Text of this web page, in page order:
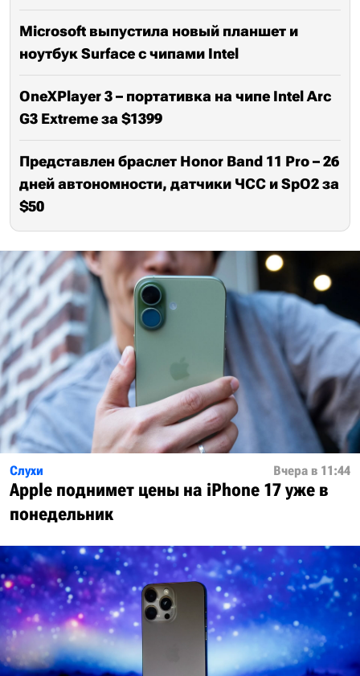
Microsoft выпустила новый планшет и
ноутбук Surface с чипами Intel
OneXPlayer 3 – портативка на чипе Intel Arc
G3 Extreme за $1399
Представлен браслет Honor Band 11 Pro – 26
дней автономности, датчики ЧСС и SpO2 за
$50
Слухи Вчера в 11:44
Apple поднимет цены на iPhone 17 уже в
понедельник